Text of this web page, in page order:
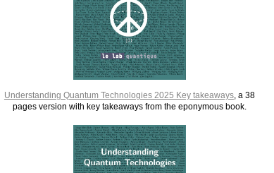
Understanding Quantum Technologies 2025 Key takeaways, a 38
pages version with key takeaways from the eponymous book.